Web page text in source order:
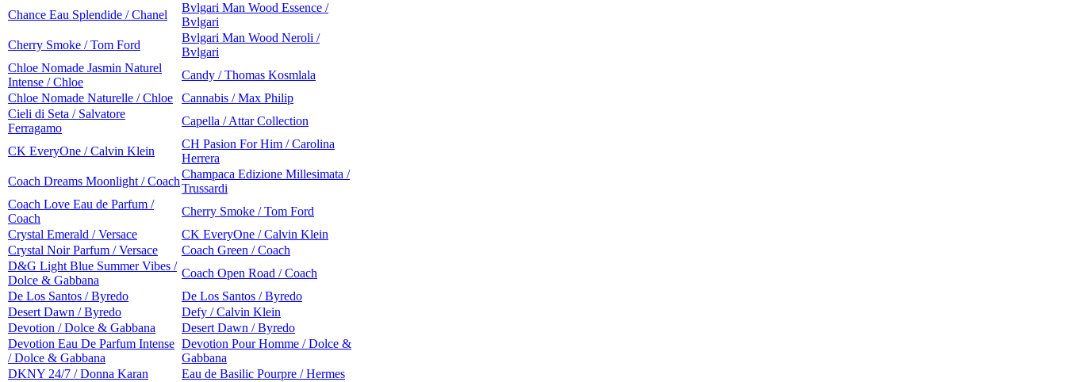
Chance Eau Splendide / Chanel
Bvlgari Man Wood Essence /
Bvlgari
Cherry Smoke / Tom Ford
Bvlgari Man Wood Neroli /
Bvlgari
Chloe Nomade Jasmin Naturel
Intense / Chloe
Candy / Thomas Kosmlala
Chloe Nomade Naturelle / Chloe
Cannabis / Max Philip
Cieli di Seta / Salvatore
Ferragamo
Capella / Attar Collection
CK EveryOne / Calvin Klein
CH Pasion For Him / Carolina
Herrera
Coach Dreams Moonlight / Coach
Champaca Edizione Millesimata /
Trussardi
Coach Love Eau de Parfum /
Coach
Cherry Smoke / Tom Ford
Crystal Emerald / Versace
CK EveryOne / Calvin Klein
Crystal Noir Parfum / Versace
Coach Green / Coach
D&G Light Blue Summer Vibes /
Dolce & Gabbana
Coach Open Road / Coach
De Los Santos / Byredo
De Los Santos / Byredo
Desert Dawn / Byredo
Defy / Calvin Klein
Devotion / Dolce & Gabbana
Desert Dawn / Byredo
Devotion Eau De Parfum Intense
/ Dolce & Gabbana
Devotion Pour Homme / Dolce &
Gabbana
DKNY 24/7 / Donna Karan
Eau de Basilic Pourpre / Hermes